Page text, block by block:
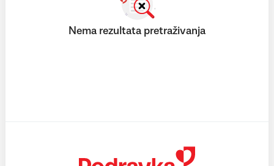
Nema rezultata pretraživanja